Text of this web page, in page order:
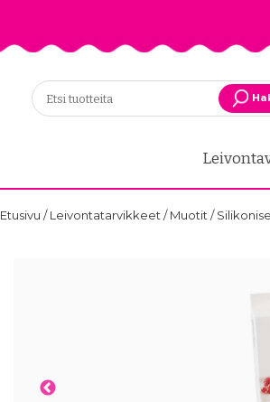
Etusivu /Leivontatarvikkeet /Muotit /